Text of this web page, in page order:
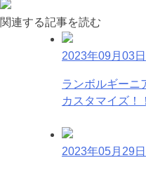
関連する記事を読む
2023年09月03日
ランボルギーニ
カスタマイズ
2023年05月29日